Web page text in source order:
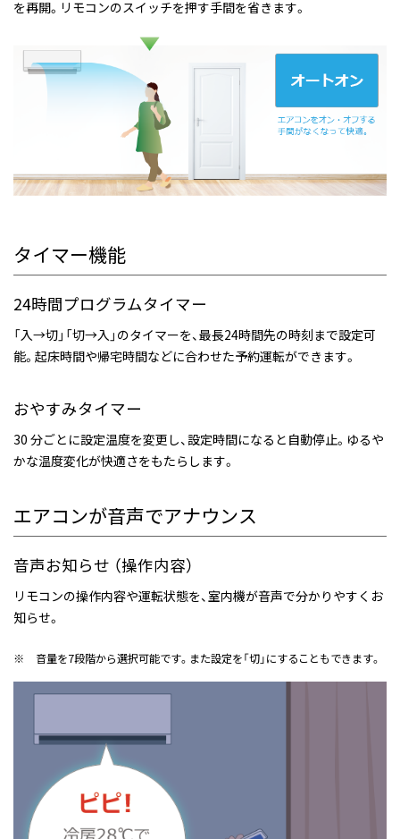
を再開。リモコンのスイッチを押す手間を省きます。
タイマー機能
24時間プログラムタイマー
「入→切」「切→入」のタイマーを、最長24時間先の時刻まで設定可
能。起床時間や帰宅時間などに合わせた予約運転ができます。
おやすみタイマー
30 分ごとに設定温度を変更し、設定時間になると自動停止。ゆるや
かな温度変化が快適さをもたらします。
エアコンが音声でアナウンス
音声お知らせ （操作内容）
リモコンの操作内容や運転状態を、室内機が音声で分かりやすくお
知らせ。
※ 音量を7段階から選択可能です。また設定を「切」にすることもできます。